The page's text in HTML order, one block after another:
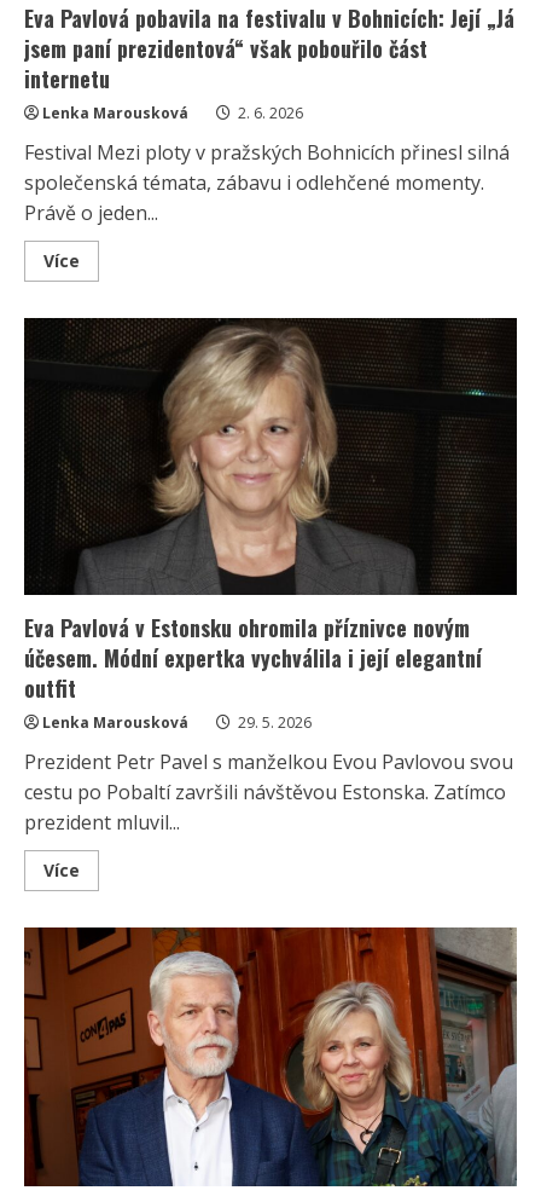
Eva Pavlová pobavila na festivalu v Bohnicích: Její „Já
jsem paní prezidentová“ však pobouřilo část
internetu
Lenka Marousková 2. 6. 2026
Festival Mezi ploty v pražských Bohnicích přinesl silná
společenská témata, zábavu i odlehčené momenty.
Právě o jeden...
Více
more
Pavlová
pobavila
na
festivalu
v
Bohnicích:
Její
„Já
jsem
paní
prezidentová“
však
pobouřilo
část
internetu
Eva Pavlová v Estonsku ohromila příznivce novým
účesem. Módní expertka vychválila i její elegantní
outfit
Lenka Marousková 29. 5. 2026
Prezident Petr Pavel s manželkou Evou Pavlovou svou
cestu po Pobaltí završili návštěvou Estonska. Zatímco
prezident mluvil...
Více
more
Pavlová
v
Estonsku
ohromila
příznivce
novým
účesem.
Módní
expertka
vychválila
i
její
elegantní
outfit